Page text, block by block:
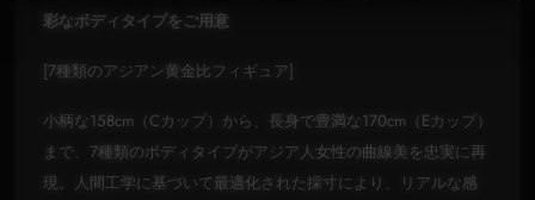
彩なボディタイプをご用意
[7種類のアジアン黄金比フィギュア]
小柄な158cm（Cカップ）から、長身で豊満な170cm（Eカップ）
まで、7種類のボディタイプがアジア人女性の曲線美を忠実に再
現。人間工学に基づいて最適化された採寸により、リアルな感